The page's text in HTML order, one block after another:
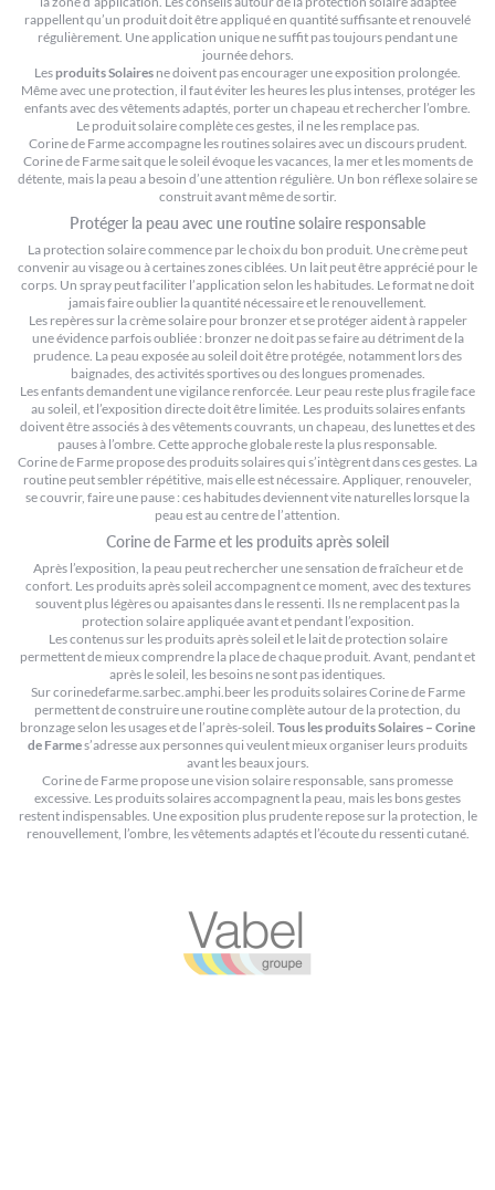
rappellent qu’un produit doit être appliqué en quantité suffisante et renouvelé
régulièrement. Une application unique ne suffit pas toujours pendant une
journée dehors.
Lesproduits Solaires ne doivent pas encourager une exposition prolongée.
Même avec une protection, il faut éviter les heures les plus intenses, protéger les
enfants avec des vêtements adaptés, porter un chapeau et rechercher l’ombre.
Le produit solaire complète ces gestes, il ne les remplace pas.
Corine de Farme accompagne les routines solaires avec un discours prudent.
Corine de Farme sait que le soleil évoque les vacances, la mer et les moments de
détente, mais la peau a besoin d’une attention régulière. Un bon réflexe solaire se
construit avant même de sortir.
Protéger la peau avec une routine solaire responsable
La protection solaire commence par le choix du bon produit. Une crème peut
convenir au visage ou à certaines zones ciblées. Un lait peut être apprécié pour le
corps. Un spray peut faciliter l’application selon les habitudes. Le format ne doit
jamais faire oublier la quantité nécessaire et le renouvellement.
Les repères sur la crème solaire pour bronzer et se protégeraident à rappeler
une évidence parfois oubliée : bronzer ne doit pas se faire au détriment de la
prudence. La peau exposée au soleil doit être protégée, notamment lors des
baignades, des activités sportives ou des longues promenades.
Les enfants demandent une vigilance renforcée. Leur peau reste plus fragile face
au soleil, et l’exposition directe doit être limitée. Les produits solaires enfants
doivent être associés à des vêtements couvrants, un chapeau, des lunettes et des
pauses à l’ombre. Cette approche globale reste la plus responsable.
Corine de Farme propose des produits solaires qui s’intègrent dans ces gestes. La
routine peut sembler répétitive, mais elle est nécessaire. Appliquer, renouveler,
se couvrir, faire une pause : ces habitudes deviennent vite naturelles lorsque la
peau est au centre de l’attention.
Corine de Farme et les produits après soleil
Après l’exposition, la peau peut rechercher une sensation de fraîcheur et de
confort. Les produits après soleil accompagnent ce moment, avec des textures
souvent plus légères ou apaisantes dans le ressenti. Ils ne remplacent pas la
protection solaire appliquée avant et pendant l’exposition.
Les contenus sur les produits après soleil et le lait de protection solaire
permettent de mieux comprendre la place de chaque produit. Avant, pendant et
après le soleil, les besoins ne sont pas identiques.
Sur corinedefarme.sarbec.amphi.beer les produits solaires Corine de Farme
permettent de construire une routine complète autour de la protection, du
bronzage selon les usages et de l’après-soleil. Tous les produits Solaires – Corine
de Farmes’adresse aux personnes qui veulent mieux organiser leurs produits
avant les beaux jours.
Corine de Farme propose une vision solaire responsable, sans promesse
excessive. Les produits solaires accompagnent la peau, mais les bons gestes
restent indispensables. Une exposition plus prudente repose sur la protection, le
renouvellement, l’ombre, les vêtements adaptés et l’écoute du ressenti cutané.